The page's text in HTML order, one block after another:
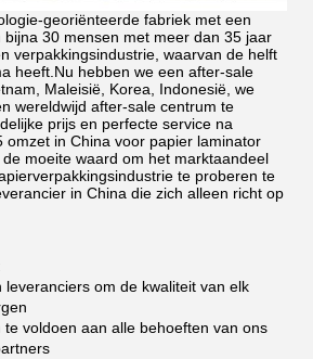
georiënteerde fabriek met een
bijna 30 mensen met meer dan 35 jaar
verpakkingsindustrie, waarvan de helft
heeft.Nu hebben we een after-sale
Maleisië, Korea, Indonesië, we
wereldwijd after-sale centrum te
prijs en perfecte service na
omzet in China voor papier laminator
de moeite waard om het marktaandeel
te proberen te
in China die zich alleen richt op
leveranciers om de kwaliteit van elk
voldoen aan alle behoeften van ons